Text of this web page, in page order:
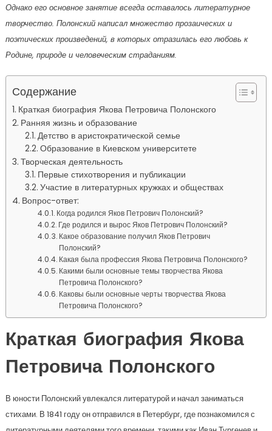
Однако его основное занятие всегда оставалось литературное
творчество. Полонский написал множество прозаических и
поэтических произведений, в которых отразилась его любовь к
Родине, природе и человеческим страданиям.
Содержание
Краткая биография Якова Петровича Полонского
Ранняя жизнь и образование
Детство в аристократической семье
Образование в Киевском университете
Творческая деятельность
Первые стихотворения и публикации
Участие в литературных кружках и обществах
Вопрос-ответ:
Когда родился Яков Петрович Полонский?
Где родился и вырос Яков Петрович Полонский?
Какое образование получил Яков Петрович
Полонский?
Какая была профессия Якова Петровича Полонского?
Какими были основные темы творчества Якова
Петровича Полонского?
Каковы были основные черты творчества Якова
Петровича Полонского?
Краткая биография Якова
Петровича Полонского
В юности Полонский увлекался литературой и начал заниматься
стихами. В 1841 году он отправился в Петербург, где познакомился с